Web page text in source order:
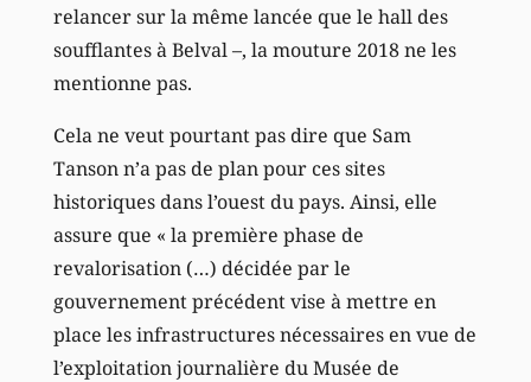
relancer sur la même lancée que le hall des
soufflantes à Belval –, la mouture 2018 ne les
mentionne pas.
Cela ne veut pourtant pas dire que Sam
Tanson n’a pas de plan pour ces sites
historiques dans l’ouest du pays. Ainsi, elle
assure que « la première phase de
revalorisation (…) décidée par le
gouvernement précédent vise à mettre en
place les infrastructures nécessaires en vue de
l’exploitation journalière du Musée de